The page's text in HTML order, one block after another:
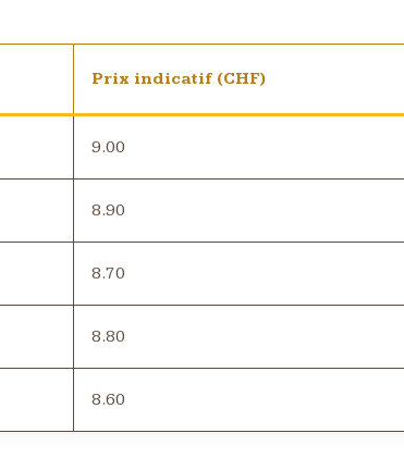
Prix indicatif (CHF)
9.00
8.90
8.70
8.80
8.60